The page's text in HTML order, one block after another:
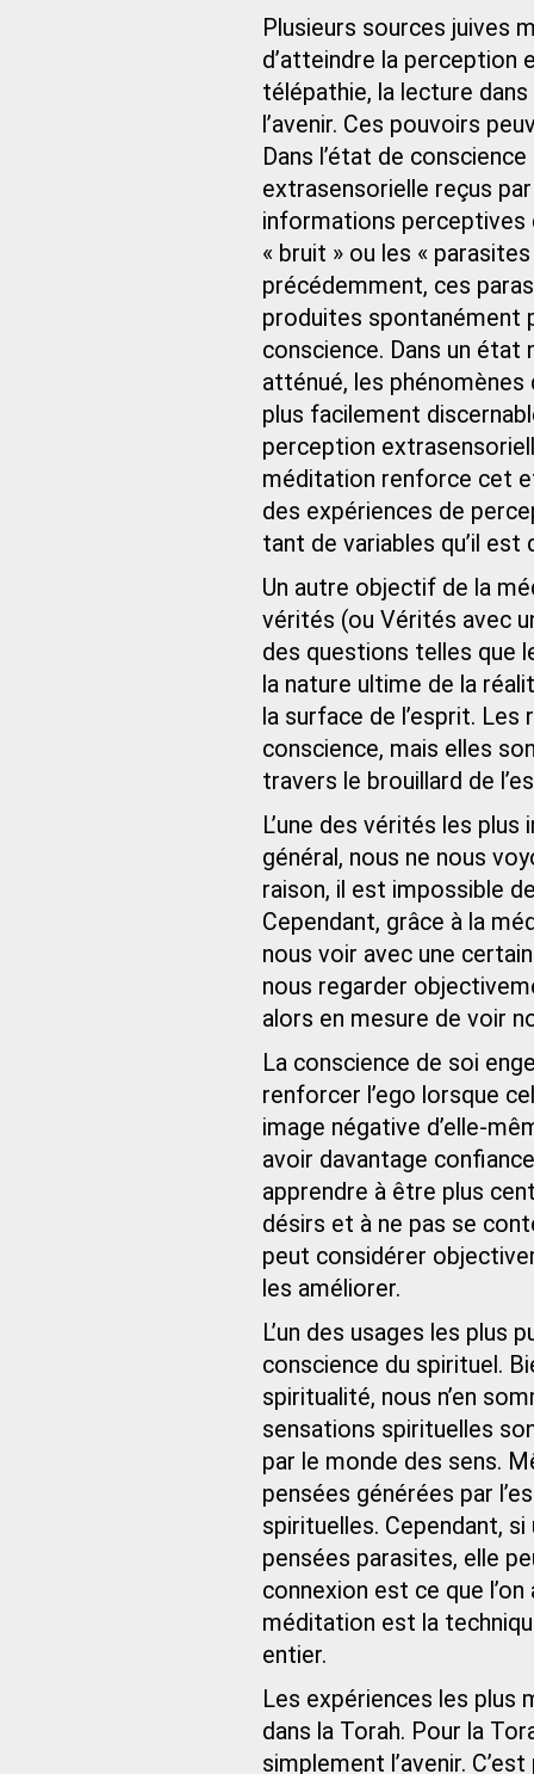
Plusieurs sources juives
d’atteindre la perception
télépathie, la lecture
l’avenir. Ces pouvoirs
Dans l’état de
extrasensorielle reçus
informations perceptives
« bruit » ou les «
précédemment, ces
produites spontanément
conscience. Dans un
atténué, les
plus facilement
perception
méditation renforce cet
des expériences de
tant de variables qu’il
Un autre objectif de la
vérités (ou Vérités avec
des questions telles que
la nature ultime de la
la surface de l’esprit.
conscience, mais elles
travers le brouillard de
L’une des vérités les
général, nous ne nous
raison, il est impossible
Cependant, grâce à la
nous voir avec une
nous regarder
alors en mesure de voir
La conscience de soi
renforcer l’ego lorsque
image négative d’elle-
avoir davantage
apprendre à être plus
désirs et à ne pas se
peut considérer
les améliorer.
L’un des usages les plus
conscience du spirituel.
spiritualité, nous n’en
sensations spirituelles
par le monde des sens.
pensées générées par
spirituelles. Cependant,
pensées parasites, elle
connexion est ce que
méditation est la
entier.
Les expériences les plus
dans la Torah. Pour la
simplement l’avenir.